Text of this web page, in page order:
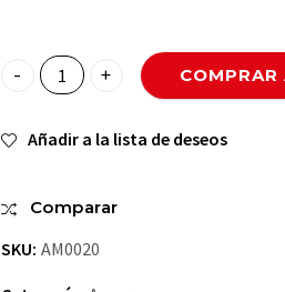
Ideal para Ella quantity
COMPRAR
Añadir a la lista de deseos
Comparar
SKU: AM0020